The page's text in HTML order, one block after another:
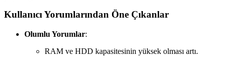
Kullanıcı Yorumlarından Öne Çıkanlar
Olumlu Yorumlar:
RAM ve HDD kapasitesinin yüksek olması artı.